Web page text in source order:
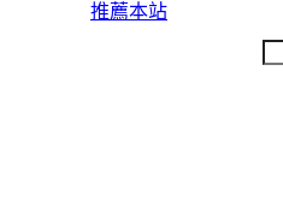
推薦本站